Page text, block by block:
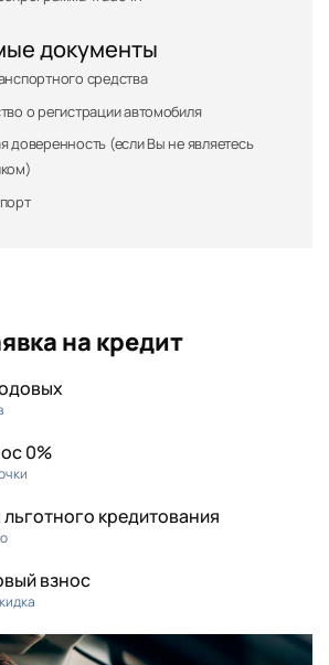
документы
средства
о регистрации автомобиля
доверенность (если Вы не являетесь
на кредит
0%
кредитования
взнос